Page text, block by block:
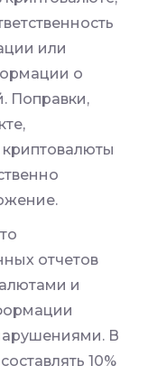
или
о
Поправки,
отчетов
и
В
10%